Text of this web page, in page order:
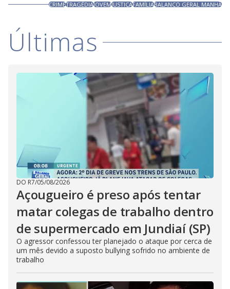
CRIMETRAGÉDIAJOVEMJUSTIÇAFAMÍLIABALANÇO GERAL MANHÃ
Últimas
DO R7/05/08/2026
Açougueiro é preso após tentar
matar colegas de trabalho dentro
de supermercado em Jundiaí (SP)
O agressor confessou ter planejado o ataque por cerca de
um mês devido a suposto bullying sofrido no ambiente de
trabalho